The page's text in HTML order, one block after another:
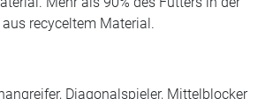
recyceltem Material.
Diagonalspieler, Mittelblocker